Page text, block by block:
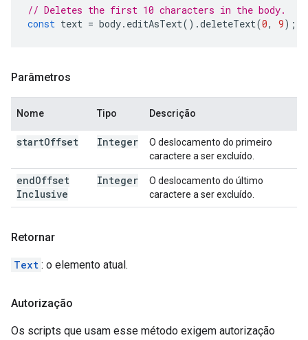
// Deletes the first 10 characters in the body.
const text = body. editAsText().deleteText(0, 9);
Parâmetros
Nome Tipo Descrição
startOffset Integer
O deslocamento do primeiro
caractere a ser excluído.
endOffset
Inclusive
Integer
O deslocamento do último
caractere a ser excluído.
Retornar
Text : o elemento atual.
Autorização
Os scripts que usam esse método exigem autorização